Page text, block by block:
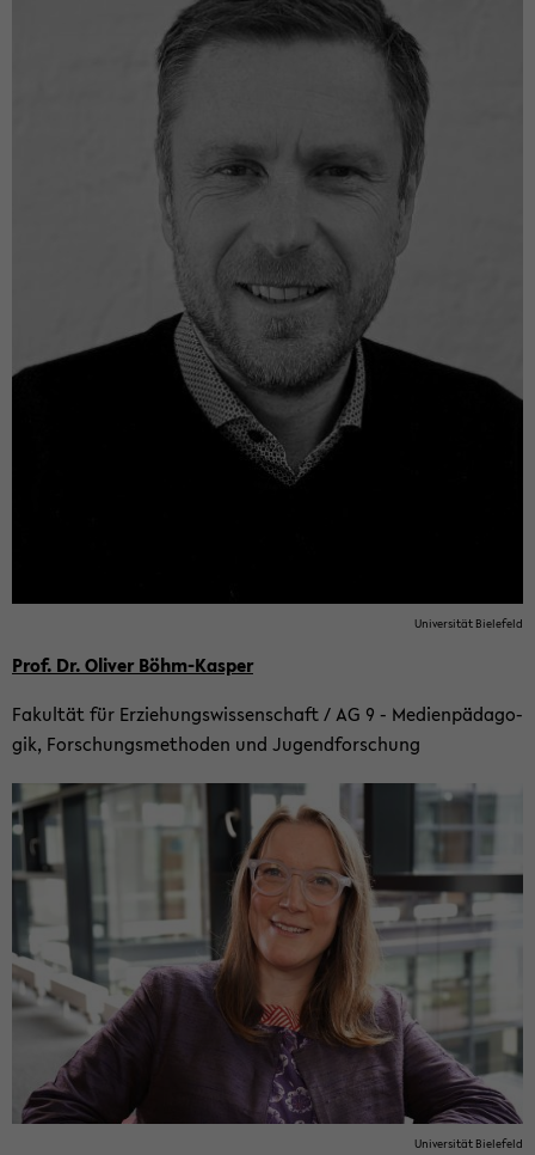
Uni­ver­si­tät Bie­le­feld
Prof. Dr. Oli­ver Böhm-​Kasper
Fa­kul­tät für Er­zie­hungs­wis­sen­schaft / AG 9 - Me­di­en­päd­ago­
gik, For­schungs­me­tho­den und Ju­gend­for­schung
Uni­ver­si­tät Bie­le­feld